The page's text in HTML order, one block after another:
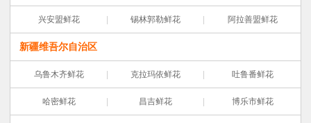
兴安盟鲜花 锡林郭勒鲜花 阿拉善盟鲜花
新疆维吾尔自治区
乌鲁木齐鲜花 克拉玛依鲜花 吐鲁番鲜花
哈密鲜花 昌吉鲜花 博乐市鲜花